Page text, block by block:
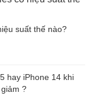
suất thế nào?
hay iPhone 14 khi
?